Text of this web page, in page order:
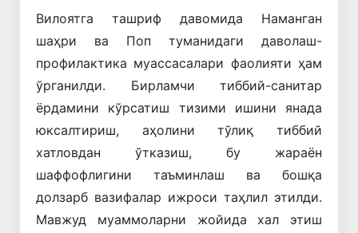
Вилоятга ташриф давомида Наманган
шаҳри ва Поп туманидаги даволаш-
профилактика муассасалари фаолияти ҳам
ўрганилди. Бирламчи тиббий-санитар
ёрдамини кўрсатиш тизими ишини янада
юксалтириш, аҳолини тўлиқ тиббий
хатловдан ўтказиш, бу жараён
шаффофлигини таъминлаш ва бошқа
долзарб вазифалар ижроси таҳлил этилди.
Мавжуд муаммоларни жойида хал этиш